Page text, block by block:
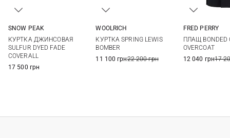
SNOW PEAK
КУРТКА ДЖИНСОВАЯ
SULFUR DYED FADE
COVERALL
17 500 грн
WOOLRICH
КУРТКА SPRING LEWIS
BOMBER
11 100 грн22 200 грн
FRED PERRY
ПЛАЩ BONDED
OVERCOAT
12 040 грн17